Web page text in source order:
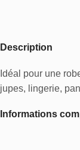
Description
Idéal pour une
jupes, lingerie,
Informations